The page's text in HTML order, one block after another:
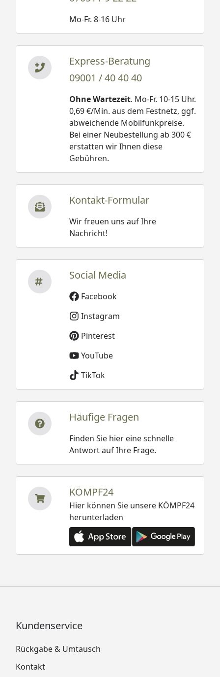
Mo-Fr. 8-16 Uhr
Express-Beratung
09001 / 40 40 40
Ohne Wartezeit. Mo-Fr. 10-15 Uhr.
0,69 €/Min. aus dem Festnetz, ggf.
abweichende Mobilfunkpreise.
Bei einer Neubestellung ab 300 €
erstatten wir Ihnen diese
Gebühren.
Kontakt-Formular
Wir freuen uns auf Ihre
Nachricht!
Social Media
Facebook
Instagram
Pinterest
YouTube
TikTok
Häufige Fragen
Finden Sie hier eine schnelle
Antwort auf Ihre Frage.
KÖMPF24
Hier können Sie unsere KÖMPF24
herunterladen
Kundenservice
Rückgabe & Umtausch
Kontakt